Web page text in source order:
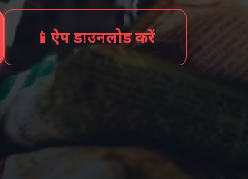
📱 ऐप डाउनलोड करें